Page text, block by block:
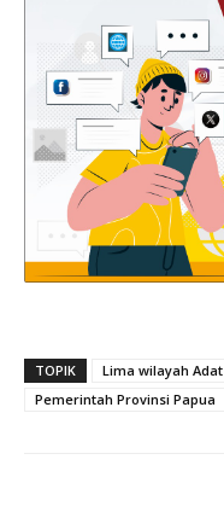
TOPIK Lima wilayah Adat
Pemerintah Provinsi Papua